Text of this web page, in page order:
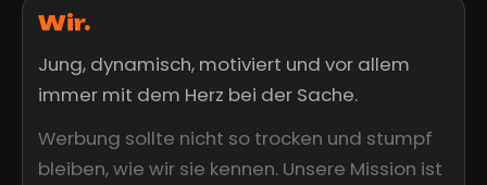
Wir.
Jung, dynamisch, motiviert und vor allem
immer mit dem Herz bei der Sache.
Werbung sollte nicht so trocken und stumpf
bleiben, wie wir sie kennen. Unsere Mission ist